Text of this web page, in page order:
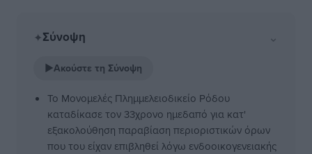
✦Σύνοψη ⌄
▶Ακούστε τη Σύνοψη
Το Μονομελές Πλημμελειοδικείο Ρόδου
καταδίκασε τον 33χρονο ημεδαπό για κατ'
εξακολούθηση παραβίαση περιοριστικών όρων
που του είχαν επιβληθεί λόγω ενδοοικογενειακής